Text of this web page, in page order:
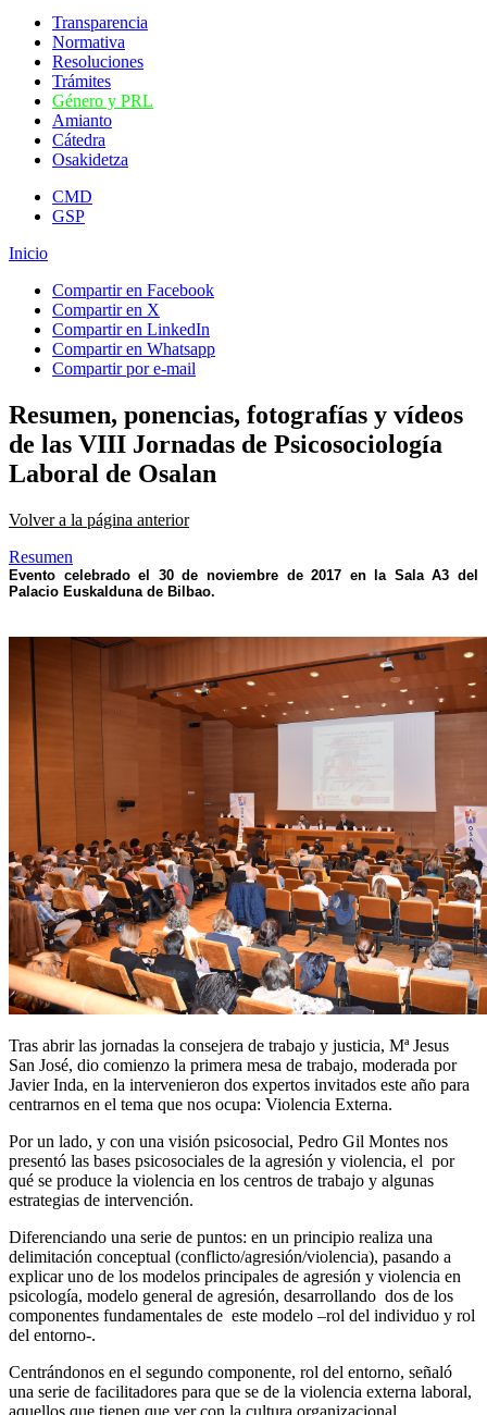
Transparencia
Normativa
Resoluciones
Trámites
Género y PRL
Amianto
Cátedra
Osakidetza
CMD
GSP
Inicio
Compartir en Facebook
Compartir en X
Compartir en LinkedIn
Compartir en Whatsapp
Compartir por e-mail
Resumen, ponencias, fotografías y vídeos
de las VIII Jornadas de Psicosociología
Laboral de Osalan
Volver a la página anterior
Resumen
Evento celebrado el 30 de noviembre de 2017 en la Sala A3 del
Palacio Euskalduna de Bilbao.
Tras abrir las jornadas la consejera de trabajo y justicia, Mª Jesus
San José, dio comienzo la primera mesa de trabajo, moderada por
Javier Inda, en la intervenieron dos expertos invitados este año para
centrarnos en el tema que nos ocupa: Violencia Externa.
Por un lado, y con una visión psicosocial, Pedro Gil Montes nos
presentó las bases psicosociales de la agresión y violencia, el por
qué se produce la violencia en los centros de trabajo y algunas
estrategias de intervención.
Diferenciando una serie de puntos: en un principio realiza una
delimitación conceptual (conflicto/agresión/violencia), pasando a
explicar uno de los modelos principales de agresión y violencia en
psicología, modelo general de agresión, desarrollando dos de los
componentes fundamentales de este modelo –rol del individuo y rol
del entorno-.
Centrándonos en el segundo componente, rol del entorno, señaló
una serie de facilitadores para que se de la violencia externa laboral,
aquellos que tienen que ver con la cultura organizacional